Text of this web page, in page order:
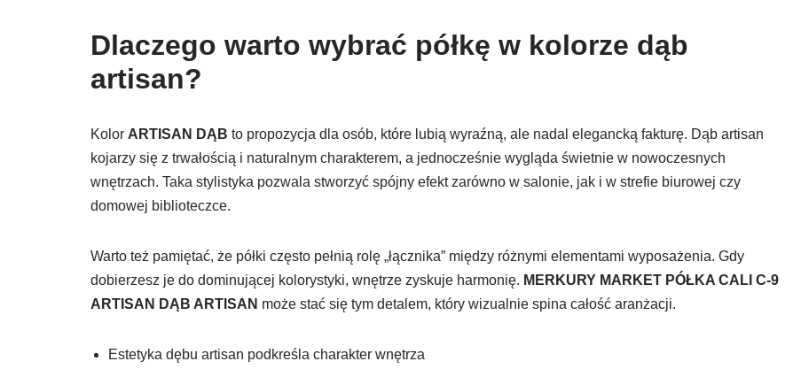
Dlaczego warto wybrać półkę w kolorze dąb
artisan?
Kolor ARTISAN DĄB to propozycja dla osób, które lubią wyraźną, ale nadal elegancką fakturę. Dąb artisan
kojarzy się z trwałością i naturalnym charakterem, a jednocześnie wygląda świetnie w nowoczesnych
wnętrzach. Taka stylistyka pozwala stworzyć spójny efekt zarówno w salonie, jak i w strefie biurowej czy
domowej biblioteczce.
Warto też pamiętać, że półki często pełnią rolę „łącznika” między różnymi elementami wyposażenia. Gdy
dobierzesz je do dominującej kolorystyki, wnętrze zyskuje harmonię. MERKURY MARKET PÓŁKA CALI C-9
ARTISAN DĄB ARTISAN może stać się tym detalem, który wizualnie spina całość aranżacji.
Estetyka dębu artisan podkreśla charakter wnętrza